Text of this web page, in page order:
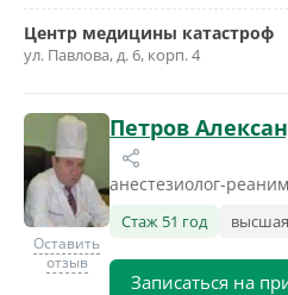
Центр медицины катастроф
ул. Павлова, д. 6, корп. 4
Оставить
отзыв
Петров
анестезиолог-
Стаж 51 год высшая
Записаться на